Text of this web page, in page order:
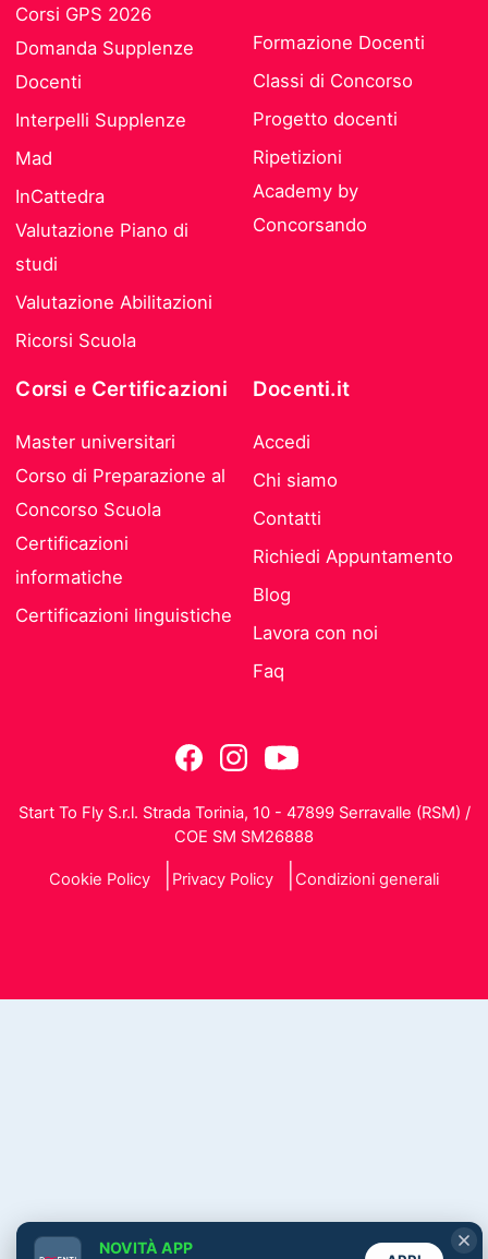
Corsi GPS 2026
Domanda Supplenze
Docenti
Interpelli Supplenze
Mad
InCattedra
Valutazione Piano di
studi
Valutazione Abilitazioni
Ricorsi Scuola
Formazione Docenti
Classi di Concorso
Progetto docenti
Ripetizioni
Academy by
Concorsando
Corsi e Certificazioni
Master universitari
Corso di Preparazione al
Concorso Scuola
Certificazioni
informatiche
Certificazioni linguistiche
Docenti.it
Accedi
Chi siamo
Contatti
Richiedi Appuntamento
Blog
Lavora con noi
Faq
Start To Fly S.r.l. Strada Torinia, 10 - 47899 Serravalle (RSM) /
COE SM SM26888
Cookie Policy Privacy Policy Condizioni generali
NOVITÀ APP